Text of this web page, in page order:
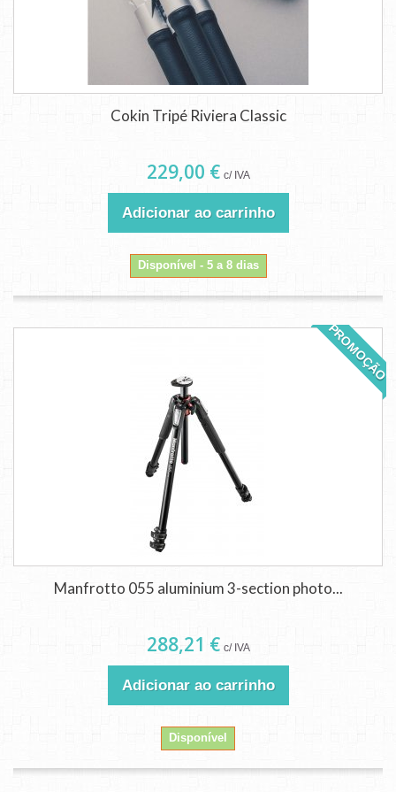
Cokin Tripé Riviera Classic
229,00 € c/ IVA
Adicionar ao carrinho
Disponível - 5 a 8 dias
PROMOÇÃO
Manfrotto 055 aluminium 3-section photo...
288,21 € c/ IVA
Adicionar ao carrinho
Disponível